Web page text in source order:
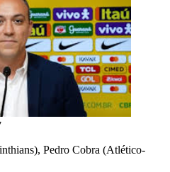
Pedro Cobra (Atlético-